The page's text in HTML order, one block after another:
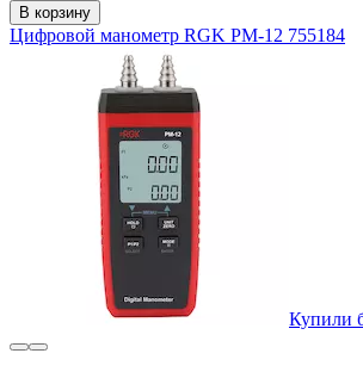
В корзину
Цифровой манометр RGK PM-12 755184
Купили